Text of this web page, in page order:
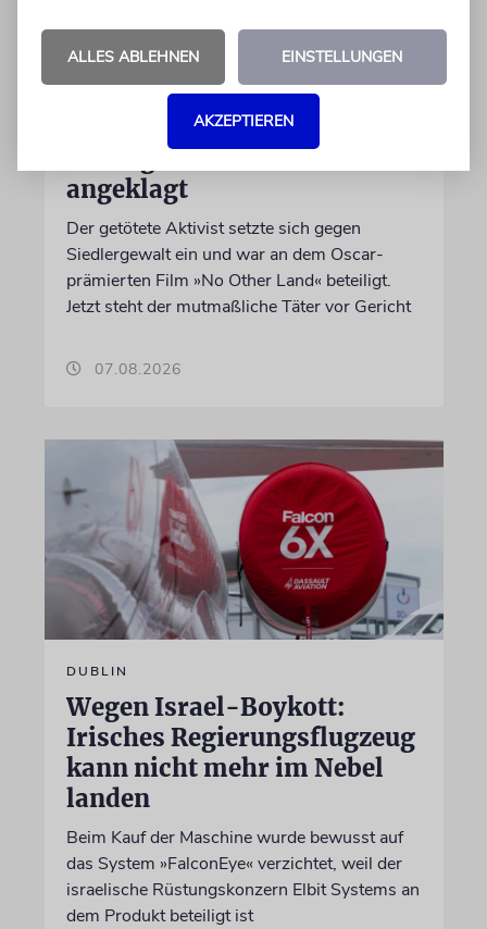
Israelischer Siedler wegen
Tötung eines Palästinensers
angeklagt
Der getötete Aktivist setzte sich gegen
Siedlergewalt ein und war an dem Oscar-
prämierten Film »No Other Land« beteiligt.
Jetzt steht der mutmaßliche Täter vor Gericht
07.08.2026
DUBLIN
Wegen Israel-Boykott:
Irisches Regierungsflugzeug
kann nicht mehr im Nebel
landen
Beim Kauf der Maschine wurde bewusst auf
das System »FalconEye« verzichtet, weil der
israelische Rüstungskonzern Elbit Systems an
dem Produkt beteiligt ist
ALLES ABLEHNEN EINSTELLUNGEN
AKZEPTIEREN